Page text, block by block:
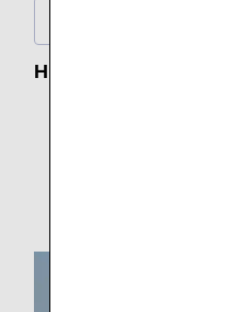
Highlights